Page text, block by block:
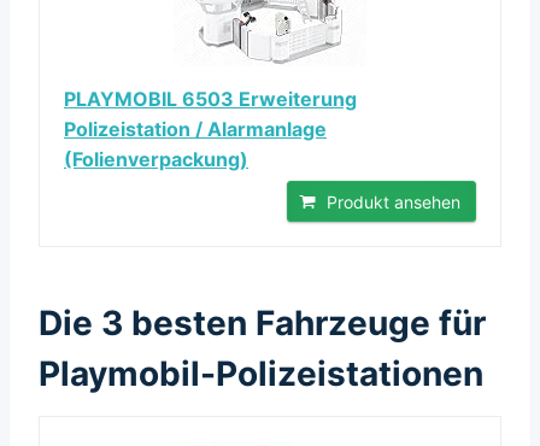
PLAYMOBIL 6503 Erweiterung
Polizeistation / Alarmanlage
(Folienverpackung)
Produkt ansehen
Die 3 besten Fahrzeuge für
Playmobil-Polizeistationen